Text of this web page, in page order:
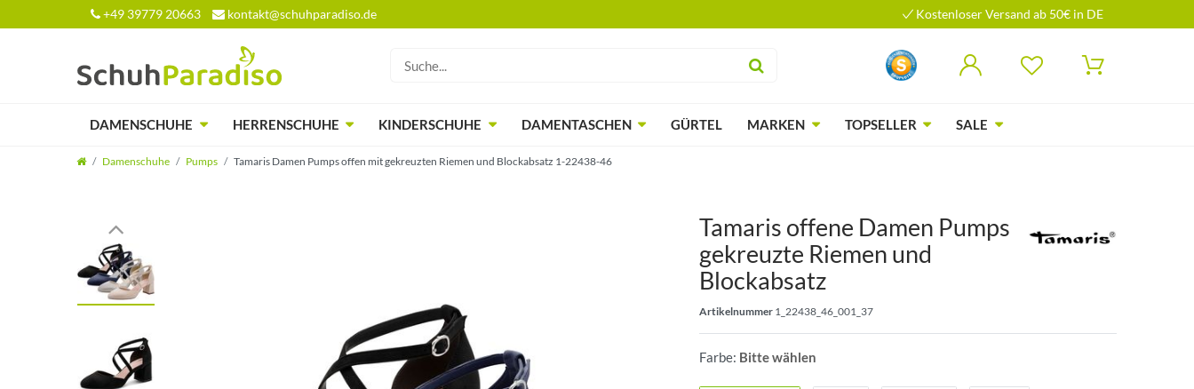
+49 39779 20663 kontakt@schuhparadiso.de Kostenloser Versand ab 50€ in DE
DAMENSCHUHE HERRENSCHUHE KINDERSCHUHE DAMENTASCHEN GÜRTEL MARKEN TOPSELLER SALE
Damenschuhe Pumps Tamaris Damen Pumps offen mit gekreuzten Riemen und Blockabsatz 1-22438-46
Tamaris offene Damen Pumps
gekreuzte Riemen und
Blockabsatz
Artikelnummer 1_22438_46_001_37
Farbe: Bitte wählen